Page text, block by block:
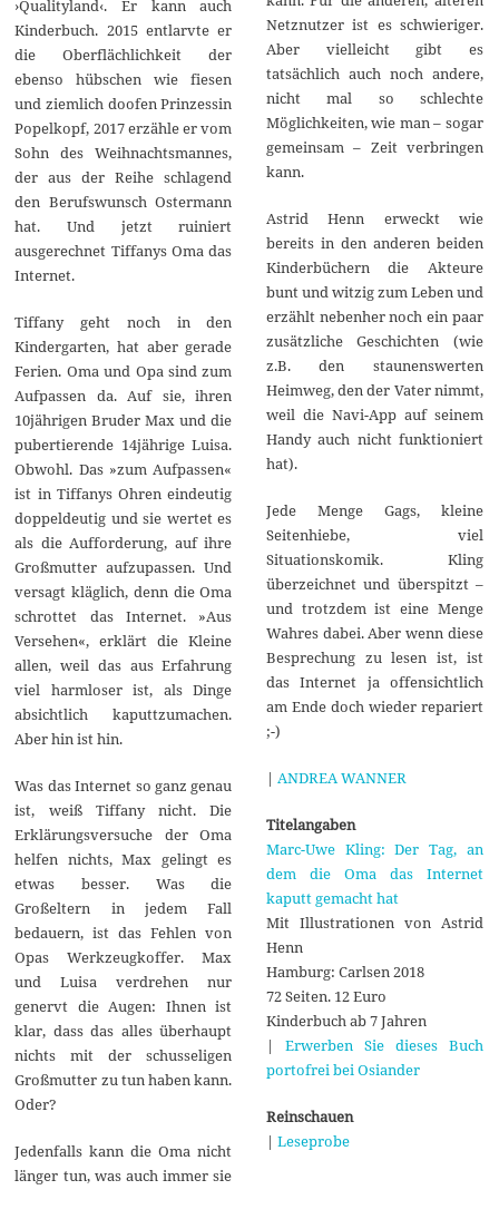
›Qualityland‹. Er kann auch
Kinderbuch. 2015 entlarvte er
die Oberflächlichkeit der
ebenso hübschen wie fiesen
und ziemlich doofen Prinzessin
Popelkopf, 2017 erzähle er vom
Sohn des Weihnachtsmannes,
der aus der Reihe schlagend
den Berufswunsch Ostermann
hat. Und jetzt ruiniert
ausgerechnet Tiffanys Oma das
Internet.
Tiffany geht noch in den
Kindergarten, hat aber gerade
Ferien. Oma und Opa sind zum
Aufpassen da. Auf sie, ihren
10jährigen Bruder Max und die
pubertierende 14jährige Luisa.
Obwohl. Das »zum Aufpassen«
ist in Tiffanys Ohren eindeutig
doppeldeutig und sie wertet es
als die Aufforderung, auf ihre
Großmutter aufzupassen. Und
versagt kläglich, denn die Oma
schrottet das Internet. »Aus
Versehen«, erklärt die Kleine
allen, weil das aus Erfahrung
viel harmloser ist, als Dinge
absichtlich kaputtzumachen.
Aber hin ist hin.
Was das Internet so ganz genau
ist, weiß Tiffany nicht. Die
Erklärungsversuche der Oma
helfen nichts, Max gelingt es
etwas besser. Was die
Großeltern in jedem Fall
bedauern, ist das Fehlen von
Opas Werkzeugkoffer. Max
und Luisa verdrehen nur
genervt die Augen: Ihnen ist
klar, dass das alles überhaupt
nichts mit der schusseligen
Großmutter zu tun haben kann.
Oder?
Jedenfalls kann die Oma nicht
länger tun, was auch immer sie
Netznutzer ist es schwieriger.
Aber vielleicht gibt es
tatsächlich auch noch andere,
nicht mal so schlechte
Möglichkeiten, wie man – sogar
gemeinsam – Zeit verbringen
kann.
Astrid Henn erweckt wie
bereits in den anderen beiden
Kinderbüchern die Akteure
bunt und witzig zum Leben und
erzählt nebenher noch ein paar
zusätzliche Geschichten (wie
z.B. den staunenswerten
Heimweg, den der Vater nimmt,
weil die Navi-App auf seinem
Handy auch nicht funktioniert
hat).
Jede Menge Gags, kleine
Seitenhiebe, viel
Situationskomik. Kling
überzeichnet und überspitzt –
und trotzdem ist eine Menge
Wahres dabei. Aber wenn diese
Besprechung zu lesen ist, ist
das Internet ja offensichtlich
am Ende doch wieder repariert
;-)
| ANDREA WANNER
Titelangaben
Marc-Uwe Kling: Der Tag, an
dem die Oma das Internet
kaputt gemacht hat
Mit Illustrationen von Astrid
Henn
Hamburg: Carlsen 2018
72 Seiten. 12 Euro
Kinderbuch ab 7 Jahren
| Erwerben Sie dieses Buch
portofrei bei Osiander
Reinschauen
| Leseprobe